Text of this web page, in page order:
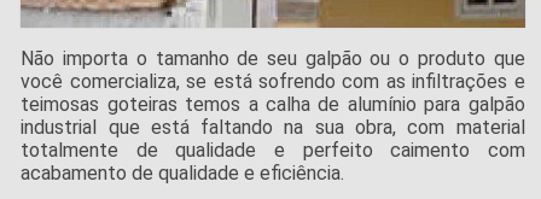
Não importa o tamanho de seu galpão ou o produto que
você comercializa, se está sofrendo com as infiltrações e
teimosas goteiras temos a calha de alumínio para galpão
industrial que está faltando na sua obra, com material
totalmente de qualidade e perfeito caimento com
acabamento de qualidade e eficiência.